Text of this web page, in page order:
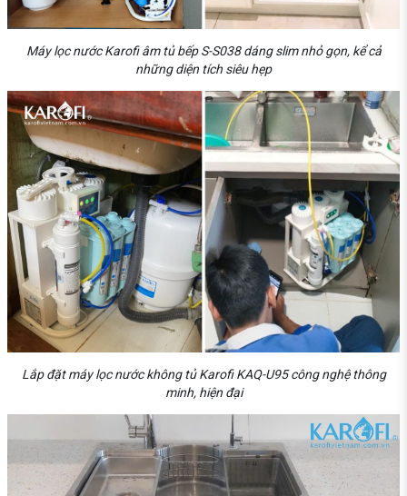
Máy lọc nước Karofi âm tủ bếp S-S038 dáng slim nhỏ gọn, kể cả
những diện tích siêu hẹp
Lắp đặt máy lọc nước không tủ Karofi KAQ-U95 công nghệ thông
minh, hiện đại